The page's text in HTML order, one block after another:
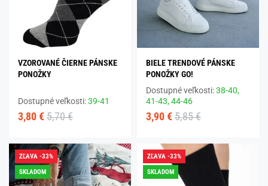
VZOROVANÉ ČIERNE PÁNSKE
PONOŽKY
Dostupné veľkosti:39-41
3,80 € 5,70 €
BIELE TRENDOVÉ PÁNSKE
PONOŽKY GO!
Dostupné veľkosti:38-40,
41-43,44-46
3,90 € 5,85 €
ZĽAVA -33%
SKLADOM
ZĽAVA -33%
SKLADOM